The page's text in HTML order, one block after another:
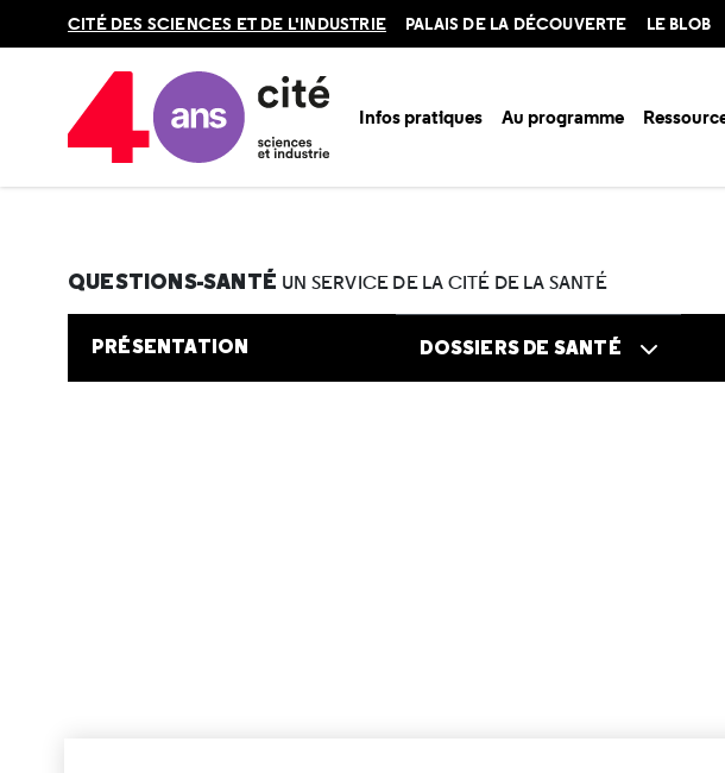
en
CITÉ DES SCIENCES ET DE L'INDUSTRIE PALAIS DE LA DÉCOUVERTE LE BLOB
Infos pratiques Au programme
Accueil Au programme
QUESTIONS-SANTÉ UN SERVICE DE LA CITÉ DE LA SANTÉ
PRÉSENTATION DOSSIERS DE SANTÉ